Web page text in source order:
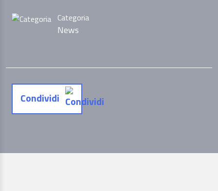
Categoria
News
Condividi